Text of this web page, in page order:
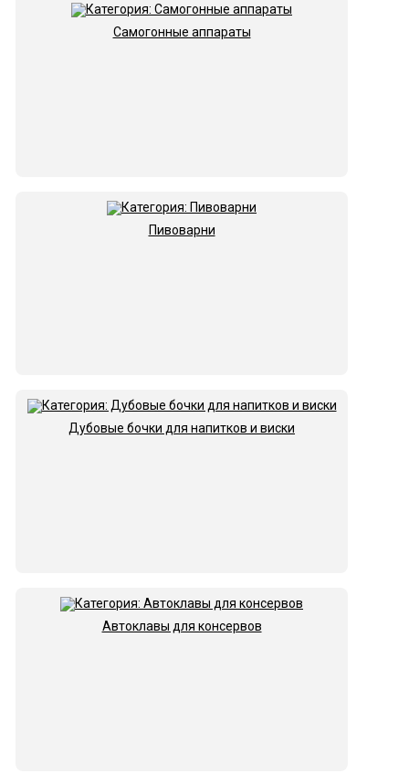
Самогонные аппараты
Пивоварни
Дубовые бочки для напитков и виски
Автоклавы для консервов